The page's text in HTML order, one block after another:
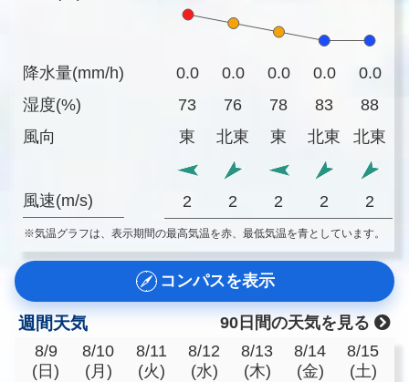
降水量(mm/h)
湿度(%)
風向
風速(m/s)
0.0 0.0 0.0 0.0
0.0
73
76 78 83
88
東
北東 東 北東 北東
2 2 2 2 2
※気温グラフは、表示期間の最高気温を赤、最低気温を青としています。
コンパスを表示
週間天気
90日間の天気を見る
8/9
(日)
8/10
(月)
8/11
(火)
8/12
(水)
8/13
(木)
8/14
(金)
8/15
(土)